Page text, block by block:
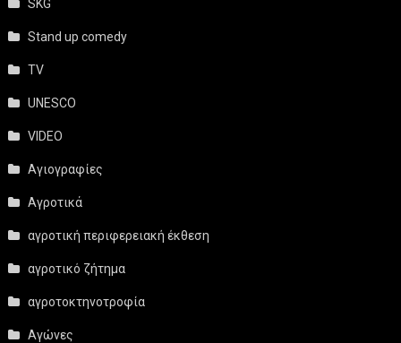
SKG
Stand up comedy
TV
UNESCO
VIDEO
Αγιογραφίες
Αγροτικά
αγροτική περιφερειακή έκθεση
αγροτικό ζήτημα
αγροτοκτηνοτροφία
Αγώνες